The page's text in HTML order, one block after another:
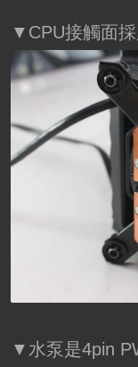
▼CPU接觸面
▼水泵是4pin